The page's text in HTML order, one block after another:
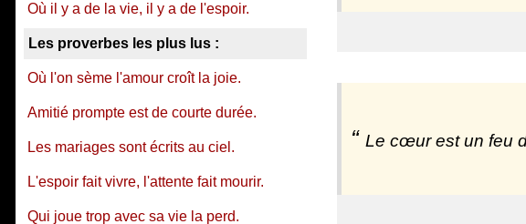
Le cœur est un feu
Où il y a de la vie, il y a de l'espoir.
Les proverbes les plus lus :
Où l'on sème l'amour croît la joie.
Amitié prompte est de courte durée.
Les mariages sont écrits au ciel.
L'espoir fait vivre, l'attente fait mourir.
Qui joue trop avec sa vie la perd.